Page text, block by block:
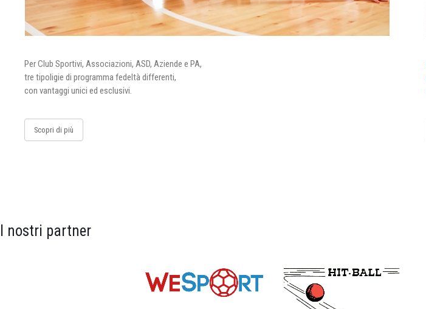
Per Club Sportivi, Associazioni, ASD, Aziende e PA,
tre tipoligie di programma fedeltà differenti,
con vantaggi unici ed esclusivi.
Scopri di più
I nostri partner